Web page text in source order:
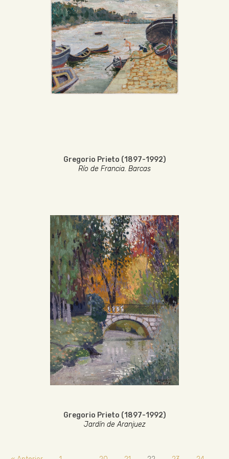
Gregorio Prieto (1897-1992)
Río de Francia. Barcas
Gregorio Prieto (1897-1992)
Jardín de Aranjuez